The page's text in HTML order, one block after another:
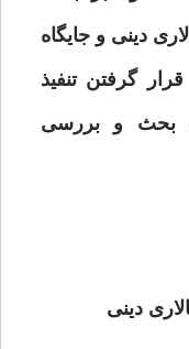
دینی و جایگاه
گرفتن تنفیذ
بحث و بررسی
دینی